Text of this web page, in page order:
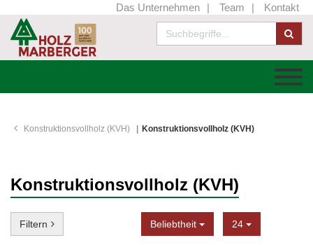
Das Unternehmen Team Kontakt
Konstruktionsvollholz (KVH) Konstruktionsvollholz (KVH)
Konstruktionsvollholz (KVH)
Filtern Beliebtheit Sortierung
24 Anzeige